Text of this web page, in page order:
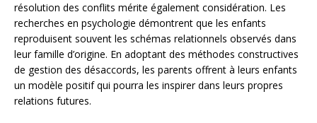
résolution des conflits mérite également considération. Les
recherches en psychologie démontrent que les enfants
reproduisent souvent les schémas relationnels observés dans
leur famille d’origine. En adoptant des méthodes constructives
de gestion des désaccords, les parents offrent à leurs enfants
un modèle positif qui pourra les inspirer dans leurs propres
relations futures.